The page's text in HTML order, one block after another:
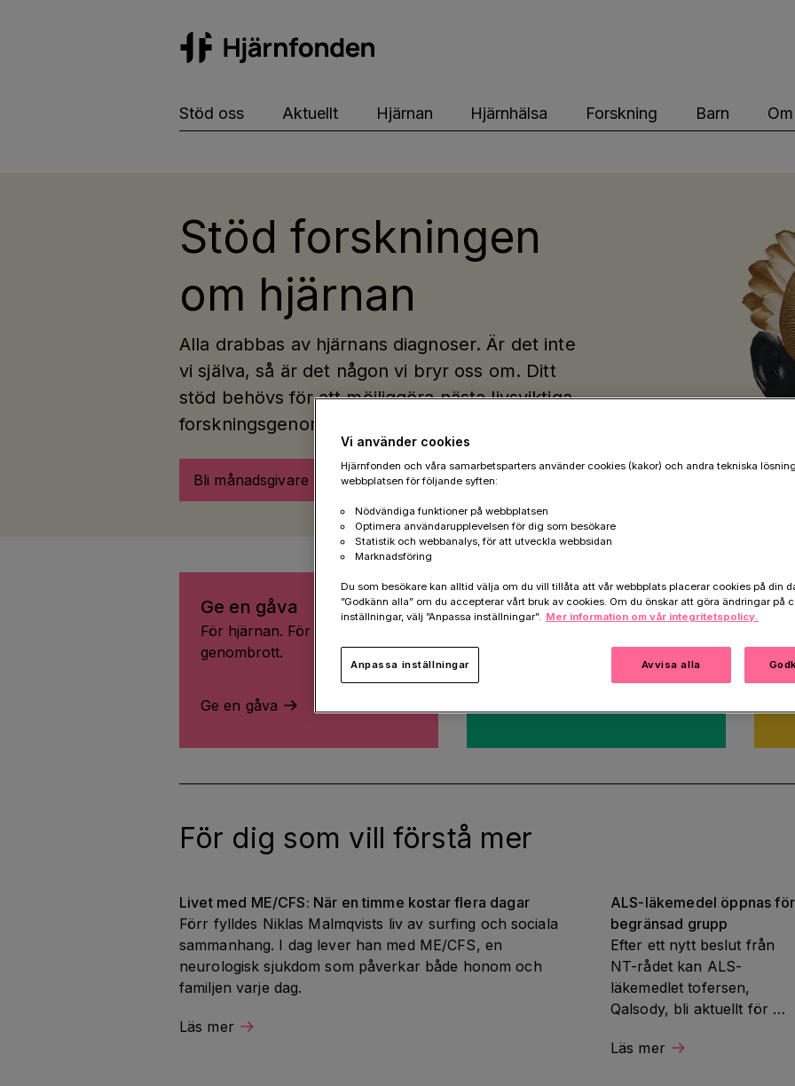
Stöd oss Aktuellt Hjärnan Hjärnhälsa Forskning Barn
Stöd forskningen
om hjärnan
Alla drabbas av hjärnans diagnoser. Är det inte
vi själva, så är det någon vi bryr oss om. Ditt
stöd behövs för att möjliggöra nästa livsviktiga
forskningsgenombrott.
Bli månadsgivare
Ge en gåva
För hjärnan. För livet. För fler
genombrott.
Ge en gåva
Minnesgåva
För dig som vill förstå mer
Livet med ME/CFS: När en timme kostar flera dagar
Förr fylldes Niklas Malmqvists liv av surfing och sociala
sammanhang. I dag lever han med ME/CFS, en
neurologisk sjukdom som påverkar både honom och
familjen varje dag.
Läs mer
ALS-läkemedel öppnas för
begränsad grupp
Efter ett nytt beslut från
NT-rådet kan ALS-
läkemedlet tofersen,
Qalsody, bli aktuellt för
Beskedet är ett viktigt steg
Läs mer
Vi använder cookies
Hjärnfonden och våra samarbetsparters använder cookies (kakor) och andra tekniska
webbplatsen för följande syften:
Nödvändiga funktioner på webbplatsen
Optimera användarupplevelsen för dig som besökare
Statistik och webbanalys, för att utveckla webbsidan
Marknadsföring
Du som besökare kan alltid välja om du vill tillåta att vår webbplats placerar cookies på din
”Godkänn alla” om du accepterar vårt bruk av cookies. Om du önskar att göra ändringar på
inställningar, välj ”Anpassa inställningar”. Mer information om vår integritetspolicy.
Avvisa alla
Anpassa inställningar